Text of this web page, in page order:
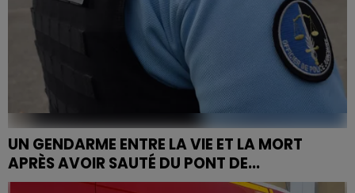
UN GENDARME ENTRE LA VIE ET LA MORT
APRÈS AVOIR SAUTÉ DU PONT DE...
Un drame s'est produit hier au niveau de la RN57.